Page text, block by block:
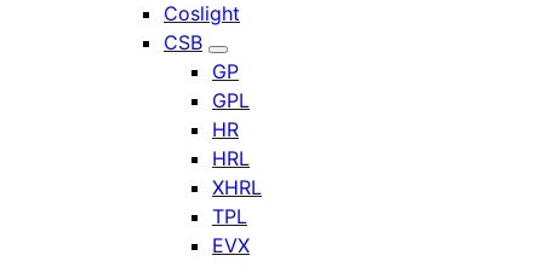
Coslight
CSB
GP
GPL
HR
HRL
XHRL
TPL
EVX